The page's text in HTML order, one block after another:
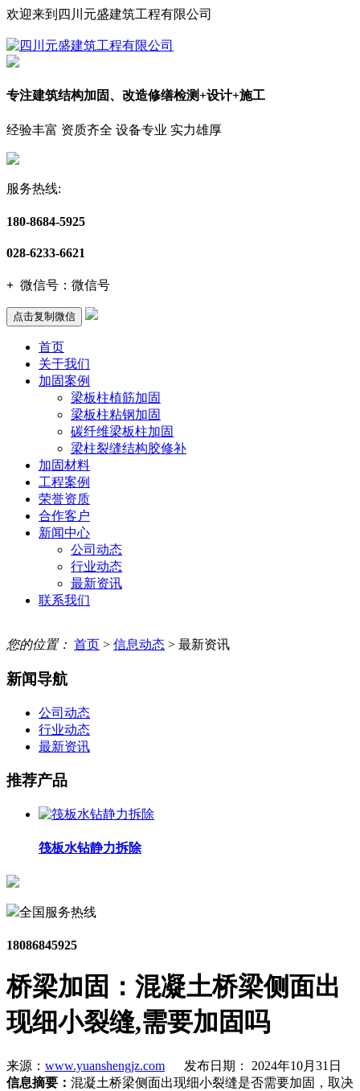
欢迎来到四川元盛建筑工程有限公司
专注建筑结构加固、改造修缮检测+设计+施工
经验丰富 资质齐全 设备专业 实力雄厚
服务热线:
180-8684-5925
028-6233-6621
+ 微信号： 微信号
点击复制微信
首页
关于我们
加固案例
梁板柱植筋加固
梁板柱粘钢加固
碳纤维梁板柱加固
梁柱裂缝结构胶修补
加固材料
工程案例
荣誉资质
合作客户
新闻中心
公司动态
行业动态
最新资讯
联系我们
您的位置： 首页 > 信息动态 > 最新资讯
新闻导航
公司动态
行业动态
最新资讯
推荐产品
筏板水钻静力拆除
全国服务热线
18086845925
桥梁加固：混凝土桥梁侧面出
现细小裂缝,需要加固吗
来源： www.yuanshengjz.com 发布日期： 2024年10月31日
信息摘要： 混凝土桥梁侧面出现细小裂缝是否需要加固，取决